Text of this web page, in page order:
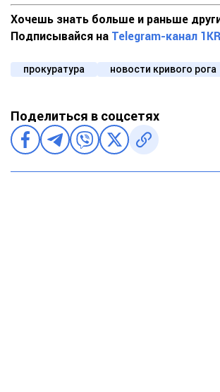
Хочешь знать больше и раньше
Подписывайся на Telegram-канал 1KR
прокуратура новости кривого рога
Поделиться в соцсетях